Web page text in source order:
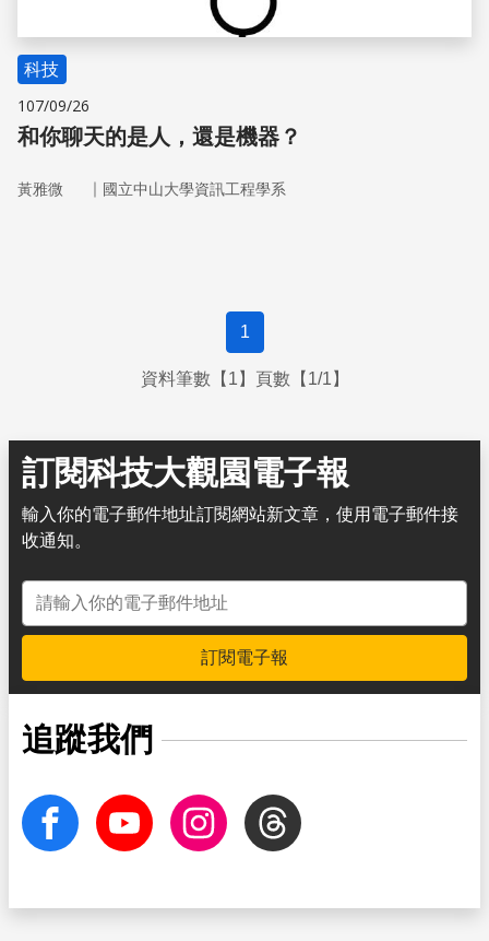
科技
107/09/26
和你聊天的是人，還是機器？
黃雅微 ｜ 國立中山大學資訊工程學系
1
資料筆數【1】頁數【1/1】
訂閱科技大觀園電子報
輸入你的電子郵件地址訂閱網站新文章，使用電子郵件接
收通知。
電子郵件地址
訂閱電子報
追蹤我們
facebook Youtube InstagramThreads